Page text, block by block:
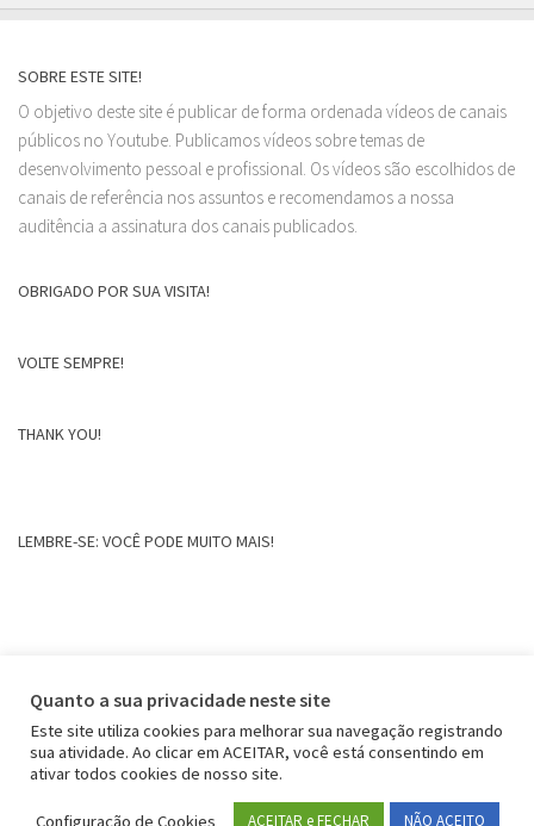
SOBRE ESTE SITE!
O objetivo deste site é publicar de forma ordenada vídeos de canais
públicos no Youtube. Publicamos vídeos sobre temas de
desenvolvimento pessoal e profissional. Os vídeos são escolhidos de
canais de referência nos assuntos e recomendamos a nossa
auditência a assinatura dos canais publicados.
OBRIGADO POR SUA VISITA!
VOLTE SEMPRE!
THANK YOU!
LEMBRE-SE: VOCÊ PODE MUITO MAIS!
Quanto a sua privacidade neste site
Este site utiliza cookies para melhorar sua navegação registrando
sua atividade. Ao clicar em ACEITAR, você está consentindo em
ativar todos cookies de nosso site.
Configuração de Cookies ACEITAR e FECHAR NÃO ACEITO